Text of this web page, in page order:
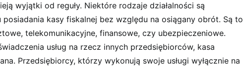
wyjątki od reguły. Niektóre rodzaje działalności są
kasy fiskalnej bez względu na osiągany obrót. Są to
telekomunikacyjne, finansowe, czy ubezpieczeniowe.
usług na rzecz innych przedsiębiorców, kasa
Przedsiębiorcy, którzy wykonują swoje usługi wyłącznie na